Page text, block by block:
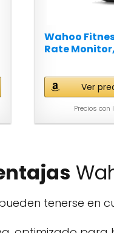
Wahoo
Rate
Ver
Precios
tenerse en